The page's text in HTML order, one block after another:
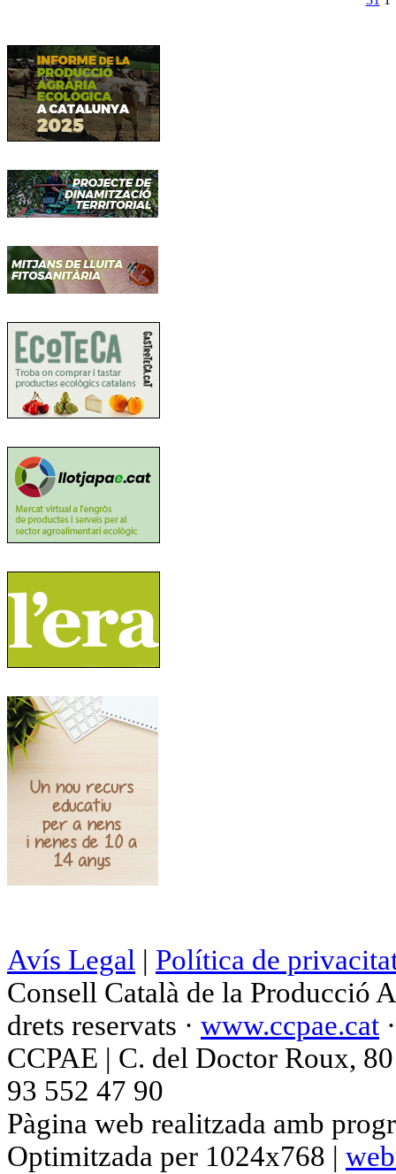
Avís Legal | Política de
Consell Català de la Producció
drets reservats · www.ccpae.cat
CCPAE | C. del Doctor Roux,
93 552 47 90
Pàgina web realitzada amb
Optimitzada per 1024x768 |